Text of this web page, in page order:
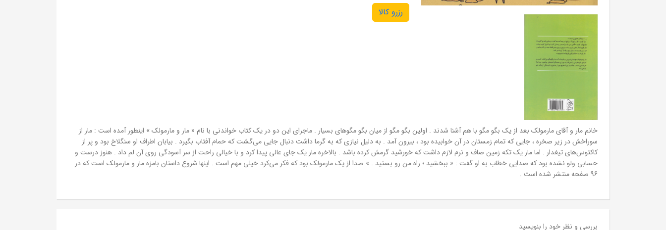
رزرو کالا
خانم مار و آقای مارمولک بعد از یک بگو مگو با هم آشنا شدند . اولین بگو مگو از میان بگو مگوهای بسیار . ماجرای این دو در یک کتاب خواندنی با نام « مار و مارمولک » اینطور آمده است : مار از
سوراخش در زیر صخره ، جایی که تمام زمستان در آن خوابیده بود ، بیرون آمد . به دلیل نیازی که به گرما داشت دنبال جایی می‌گشت که حمام آفتاب بگیرد . بیابان اطراف او سنگلاخ بود و پر از
کاکتوس‌های تیغدار . اما مار یک تکه زمین صاف و نرم لازم داشت که خورشید گرمش کرده باشد . بالاخره مار یک جای عالی پیدا کرد و با خیالی راحت از سر آسودگی روی آن لم داد . هنوز درست و
حسابی ولو نشده بود که صدایی خطاب به او گفت : « ببخشید ؛ راه من رو بستید . » صدا از یک مارمولک بود که فکر می‌کرد خیلی مهم است . اینها شروع داستان بامزه مار و مارمولک است که در
96 صفحه منتشر شده است .
بررسی و نظر خود را بنویسید